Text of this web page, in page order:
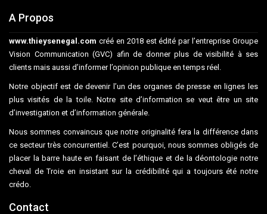
A Propos
www.thieysenegal.com créé en 2018 est édité par l’entreprise Groupe
Vision Communication (GVC) afin de donner plus de visibilité à ses
clients mais aussi d’informer l’opinion publique en temps réel.
Notre objectif est de devenir l’un des organes de presse en lignes les
plus visités de la toile. Notre site d’information se veut être un site
d’investigation et d’information générale.
Nous sommes convaincus que notre originalité fera la différence dans
ce secteur très concurrentiel. C’est pourquoi, nous sommes obligés de
placer la barre haute en faisant de l’éthique et de la déontologie notre
cheval de Troie en insistant sur la crédibilité qui a toujours été notre
crédo.
Contact